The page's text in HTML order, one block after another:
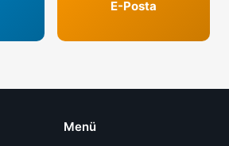
Google Yerel Rehber Yorum Satın Al
Google Yorum Saldırısı
E-Posta
Menü